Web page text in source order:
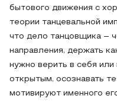
бытового движения с
теории танцевальной
что дело танцовщика –
направления, держать
нужно верить в себя
открытым, осознавать
мотивируют именного